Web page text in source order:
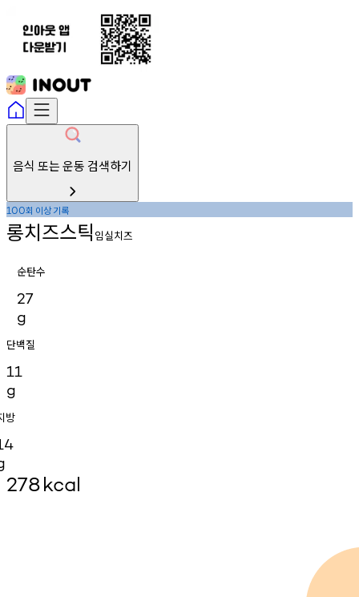
음식 또는 운동 검색하기
100회 이상기록
롱치즈스틱 임실치즈
순탄수
27
g
단백질
11
g
방
278kcal